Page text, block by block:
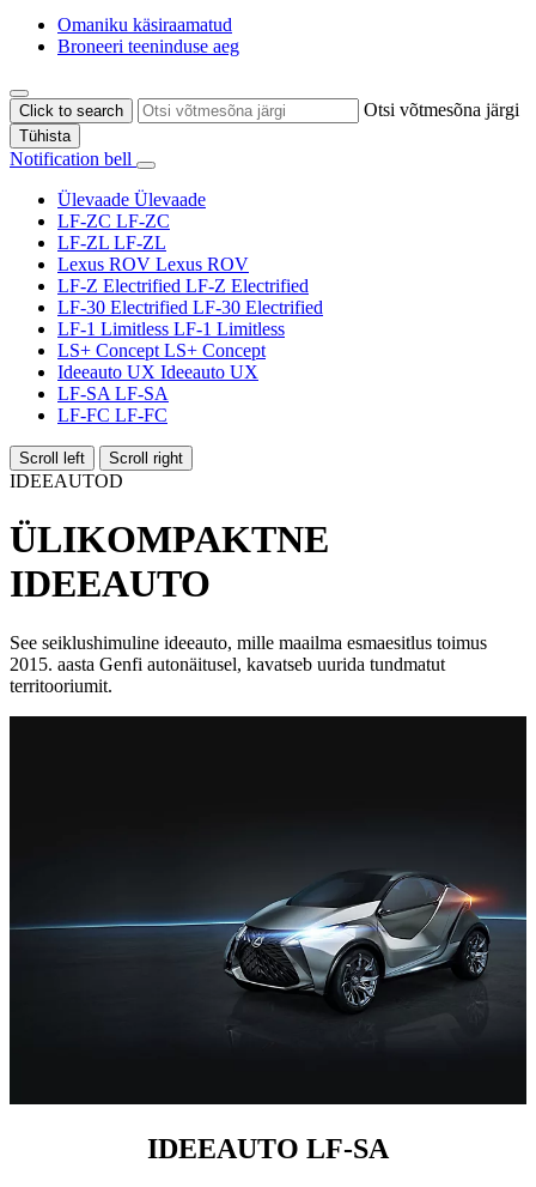
Omaniku käsiraamatud
Broneeri teeninduse aeg
Click to search Otsi võtmesõna järgi
Tühista
Notification bell
Ülevaade Ülevaade
LF-ZC LF-ZC
LF-ZL LF-ZL
Lexus ROV Lexus ROV
LF-Z Electrified LF-Z Electrified
LF-30 Electrified LF-30 Electrified
LF-1 Limitless LF-1 Limitless
LS+ Concept LS+ Concept
Ideeauto UX Ideeauto UX
LF-SA LF-SA
LF-FC LF-FC
Scroll left Scroll right
IDEEAUTOD
ÜLIKOMPAKTNE
IDEEAUTO
See seiklushimuline ideeauto, mille maailma esmaesitlus toimus
2015. aasta Genfi autonäitusel, kavatseb uurida tundmatut
territooriumit.
IDEEAUTO LF-SA